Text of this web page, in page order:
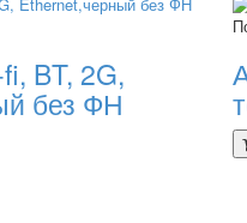
BT, 2G,
без ФН